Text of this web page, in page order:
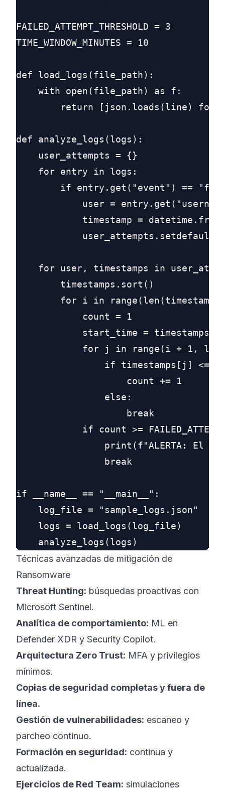
FAILED_ATTEMPT_THRESHOLD = 3
TIME_WINDOW_MINUTES = 10
def load_logs(file_path):
    with open(file_path) as f:
return [json.loads(line) for
def analyze_logs(logs):
    user_attempts = {}
    for entry in logs:
if entry.get("event") ==
user =
timestamp =
for user, timestamps in
        timestamps.sort()
for i in
            count = 1
start_time =
for j in range(i + 1,
if timestamps[j] <=
                    count += 1
                else:
                    break
if count >=
print(f"ALERTA: El
                break
if __name__ == "__main__":
    log_file = "sample_logs.json"
    logs = load_logs(log_file)
Técnicas avanzadas de mitigación de
Ransomware
Threat Hunting: búsquedas proactivas con
Microsoft Sentinel.
Analítica de comportamiento: ML en
Defender XDR y Security Copilot.
Arquitectura Zero Trust: MFA y privilegios
mínimos.
Copias de seguridad completas y fuera de
línea.
Gestión de vulnerabilidades: escaneo y
parcheo continuo.
Formación en seguridad: continua y
actualizada.
Ejercicios de Red Team: simulaciones